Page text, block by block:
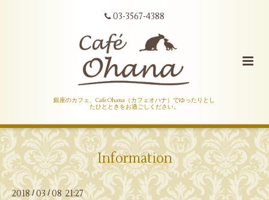
03-3567-4388
銀座のカフェ、Cafe Ohana（カフェオハナ）でゆったりとし
たひとときをお過ごしください。
Information
2018/03 /08 21:27